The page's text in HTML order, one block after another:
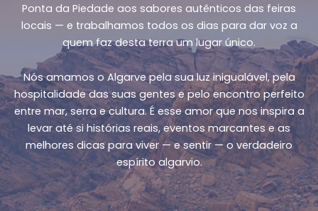
Ponta da Piedade aos sabores autênticos das feiras
locais — e trabalhamos todos os dias para dar voz a
quem faz desta terra um lugar único.
Nós amamos o Algarve pela sua luz inigualável, pela
hospitalidade das suas gentes e pelo encontro perfeito
entre mar, serra e cultura. É esse amor que nos inspira a
levar até si histórias reais, eventos marcantes e as
melhores dicas para viver — e sentir — o verdadeiro
espírito algarvio.